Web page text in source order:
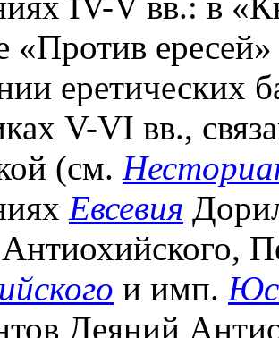
«Против
еретических
V-VI вв.,
(см.
Евсевия
Антиохийского,
и имп.
Деяний